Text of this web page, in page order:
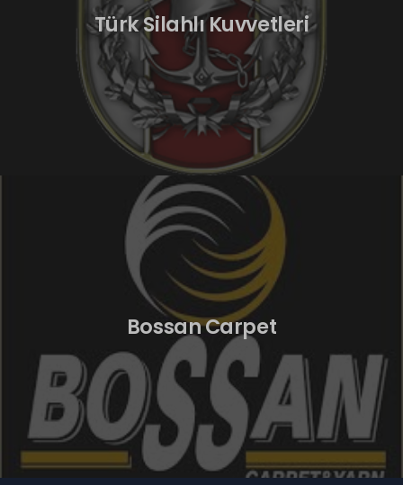
Türk Silahlı Kuvvetleri
Bossan Carpet